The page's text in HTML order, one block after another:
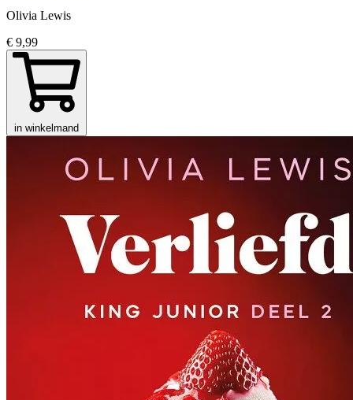
Olivia Lewis
€ 9,99
in winkelmand